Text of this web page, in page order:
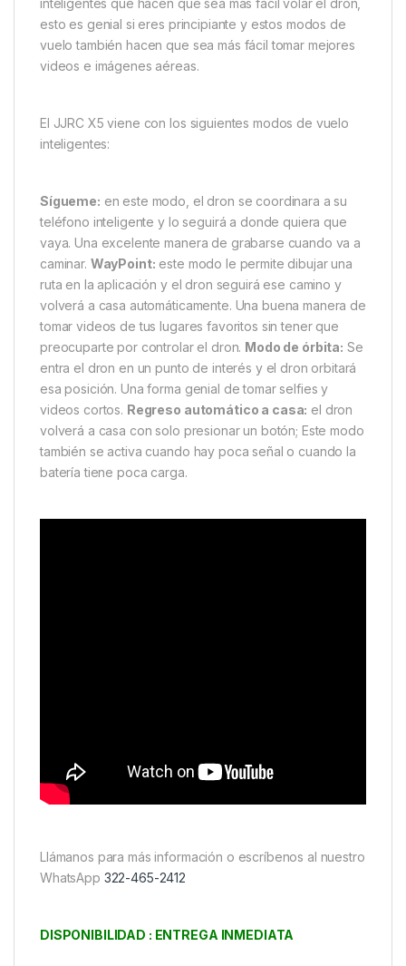
esto es genial si eres principiante y estos modos de
vuelo también hacen que sea más fácil tomar mejores
videos e imágenes aéreas.
El JJRC X5 viene con los siguientes modos de vuelo
inteligentes:
Sígueme: en este modo, el dron se coordinara a su
teléfono inteligente y lo seguirá a donde quiera que
vaya. Una excelente manera de grabarse cuando va a
caminar. WayPoint: este modo le permite dibujar una
ruta en la aplicación y el dron seguirá ese camino y
volverá a casa automáticamente. Una buena manera de
tomar videos de tus lugares favoritos sin tener que
preocuparte por controlar el dron. Modo de órbita: Se
entra el dron en un punto de interés y el dron orbitará
esa posición. Una forma genial de tomar selfies y
videos cortos. Regreso automático a casa: el dron
volverá a casa con solo presionar un botón; Este modo
también se activa cuando hay poca señal o cuando la
batería tiene poca carga.
Llámanos para más información o escríbenos al nuestro
WhatsApp 322-465-2412
DISPONIBILIDAD : ENTREGA INMEDIATA